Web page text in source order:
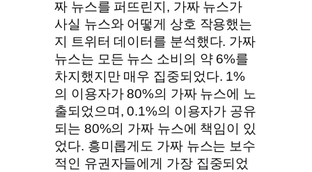
짜 뉴스를 퍼뜨린지, 가짜 뉴스가
사실 뉴스와 어떻게 상호 작용했는
지 트위터 데이터를 분석했다. 가짜
뉴스는 모든 뉴스 소비의 약 6%를
차지했지만 매우 집중되었다. 1%
의 이용자가 80%의 가짜 뉴스에 노
출되었으며, 0.1%의 이용자가 공유
되는 80%의 가짜 뉴스에 책임이 있
었다. 흥미롭게도 가짜 뉴스는 보수
적인 유권자들에게 가장 집중되었